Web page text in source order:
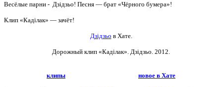
Весёлые парни - Дзідзьо! Песня — брат «Чёрного бумера»!
Клип «Каділак» — зачёт!
Дзідзьо в Хате.
Дорожный клип «Каділак». Дзідзьо. 2012.
клипы новое в Хате